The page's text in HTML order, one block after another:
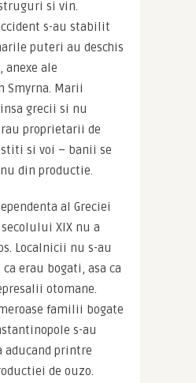
si vin.
s-au stabilit
puteri au deschis
anexe ale
Smyrna. Marii
grecii si nu
proprietarii de
si voi – banii se
din productie.
al Greciei
XIX nu a
Localnicii nu s-au
erau bogati, asa ca
otomane.
familii bogate
s-au
printre
de ouzo.